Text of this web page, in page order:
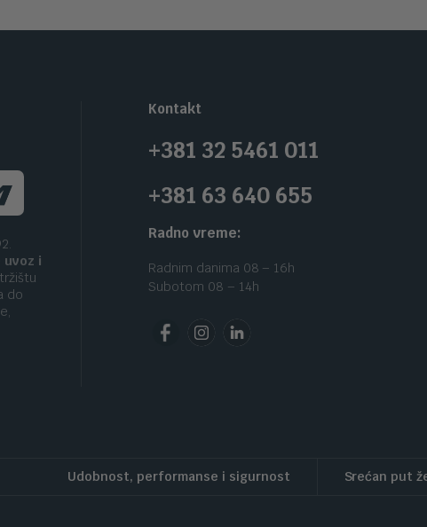
uvoz i
do
Kontakt
+381 32 5461 011
+381 63 640 655
Radno vreme:
Radnim danima 08 – 16h
Subotom 08 – 14h
Udobnost, performanse i sigurnost Srećan put